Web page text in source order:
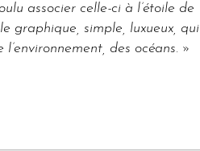
associer celle-ci à l’étoile de
graphique, simple, luxueux, qui
des océans. »